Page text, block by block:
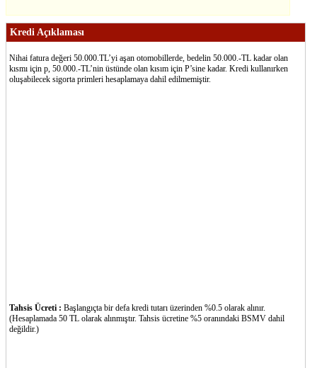
Kredi Açıklaması
Nihai fatura değeri 50.000.TL’yi aşan otomobillerde, bedelin 50.000.-TL kadar olan
kısmı için p, 50.000.-TL’nin üstünde olan kısım için P’sine kadar. Kredi kullanırken
oluşabilecek sigorta primleri hesaplamaya dahil edilmemiştir.
Tahsis Ücreti : Başlangıçta bir defa kredi tutarı üzerinden %0.5 olarak alınır.
(Hesaplamada 50 TL olarak alınmıştır. Tahsis ücretine %5 oranındaki BSMV dahil
değildir.)